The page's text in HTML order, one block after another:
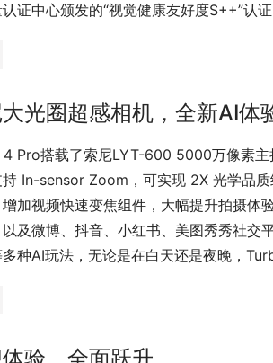
证中心颁发的“视觉健康友好度S++”认证
光圈超感相机，全新AI体
Pro搭载了索尼LYT-600 5000万像素主
持 In-sensor Zoom，可实现 2X 光学品
加视频快速变焦组件，大幅提升拍摄
及微博、抖音、小红书、美图秀秀社交
种AI玩法，无论是在白天还是夜晚，